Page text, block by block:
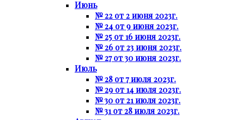
Июнь
№ 22 от 2 июня 2023г.
№ 24 от 9 июня 2023г.
№ 25 от 16 июня 2023г.
№ 26 от 23 июня 2023г.
№ 27 от 30 июня 2023г.
Июль
№ 28 от 7 июля 2023г.
№ 29 от 14 июля 2023г.
№ 30 от 21 июля 2023г.
№ 31 от 28 июля 2023г.